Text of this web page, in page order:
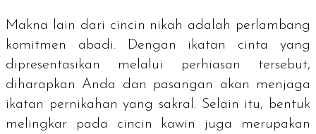
Makna lain dari cincin nikah adalah perlambang
komitmen abadi. Dengan ikatan cinta yang
dipresentasikan melalui perhiasan tersebut,
diharapkan Anda dan pasangan akan menjaga
ikatan pernikahan yang sakral. Selain itu, bentuk
melingkar pada cincin kawin juga merupakan